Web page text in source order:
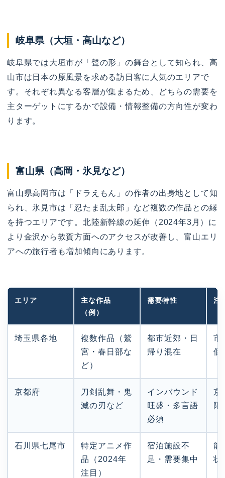
岐阜県（大垣・高山など）
岐阜県では大垣市が「聲の形」の舞台として知られ、高
山市は日本の原風景を求める訪日客に人気のエリアで
す。それぞれ異なる客層が集まるため、どちらの需要を
主ターゲットにするかで設備・情報整備の方向性が変わ
ります。
富山県（高岡・氷見など）
富山県高岡市は「ドラえもん」の作者の出身地として知
られ、氷見市は「忍たま乱太郎」など複数の作品との縁
を持つエリアです。北陸新幹線の延伸（2024年3月）に
より金沢から敦賀方面へのアクセスが改善し、富山エリ
アへの旅行者も増加傾向にあります。
エリア
主な作品
（例）
需要特性 注
埼玉県各地
複数作品（鷲
宮・春日部な
ど）
都市近郊・日
帰り混在
市
個
京都府
刀剣乱舞・鬼
滅の刃など
インバウンド
旺盛・多言語
必須
京
限
石川県七尾市
特定アニメ作
品（2024年
注目）
宿泊施設不
足・需要集中
能
状